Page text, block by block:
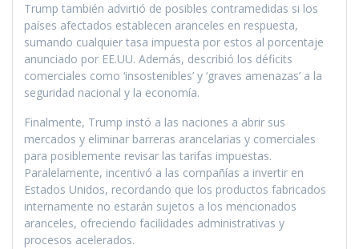
Trump también advirtió de posibles contramedidas si los
países afectados establecen aranceles en respuesta,
sumando cualquier tasa impuesta por estos al porcentaje
anunciado por EE.UU. Además, describió los déficits
comerciales como ‘insostenibles’ y ‘graves amenazas’ a la
seguridad nacional y la economía.
Finalmente, Trump instó a las naciones a abrir sus
mercados y eliminar barreras arancelarias y comerciales
para posiblemente revisar las tarifas impuestas.
Paralelamente, incentivó a las compañías a invertir en
Estados Unidos, recordando que los productos fabricados
internamente no estarán sujetos a los mencionados
aranceles, ofreciendo facilidades administrativas y
procesos acelerados.